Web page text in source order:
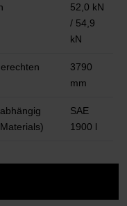
52,0 kN
/ 54,9
kN
3790
mm
SAE
1900 l